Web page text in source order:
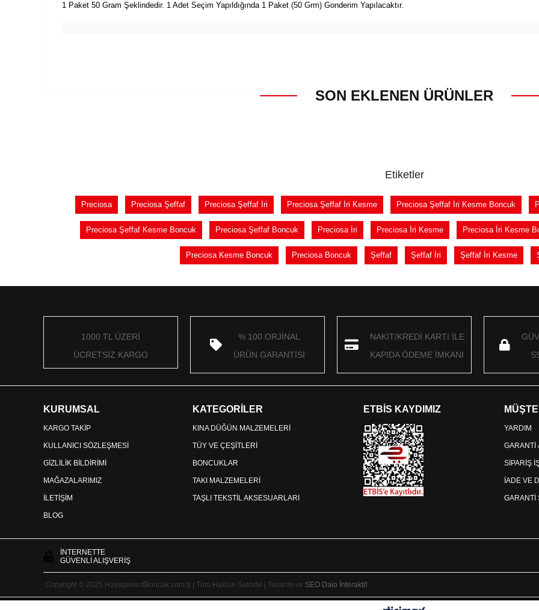
1 Paket 50 Gram Şeklindedir. 1 Adet Seçim Yapıldığında 1 Paket (50 Grm) Gonderim Yapılacaktır.
SON EKLENEN ÜRÜNLER
Etiketler
Preciosa Preciosa Şeffaf Preciosa Şeffaf İri Preciosa Şeffaf İri Kesme Preciosa Şeffaf İri Kesme Boncuk
Preciosa Şeffaf Kesme Boncuk Preciosa Şeffaf Boncuk Preciosa İri Preciosa İri Kesme Preciosa İri Kesme
Preciosa Kesme Boncuk Preciosa Boncuk Şeffaf Şeffaf İri Şeffaf İri Kesme
1000 TL ÜZERİ
ÜCRETSİZ KARGO
% 100 ORJİNAL
ÜRÜN GARANTİSİ
NAKİT/KREDİ KARTI İLE
KAPIDA ÖDEME İMKANI
KURUMSAL
KARGO TAKİP
KULLANICI SÖZLEŞMESİ
GİZLİLİK BİLDİRİMİ
MAĞAZALARIMIZ
İLETİŞİM
BLOG
KATEGORİLER
KINA DÜĞÜN MALZEMELERİ
TÜY VE ÇEŞİTLERİ
BONCUKLAR
TAKI MALZEMELERİ
TAŞLI TEKSTİL AKSESUARLARI
ETBİS KAYDIMIZ
YARDIM
GARANTİ
SİPARİŞ
İADE VE
GARANTİ
İNTERNETTE
GÜVENLİ ALIŞVERİŞ
Copyright © 2025 HayalperestBoncuk.com.tr | Tüm Hakları Saklıdır | Tasarım ve SEO Daio İnteraktif